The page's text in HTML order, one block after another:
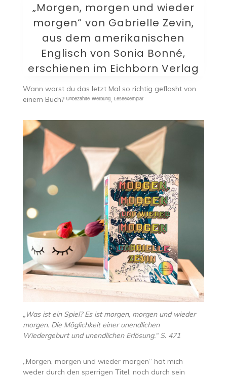
„Morgen, morgen und wieder
morgen“ von Gabrielle Zevin,
aus dem amerikanischen
Englisch von Sonia Bonné,
erschienen im Eichborn Verlag
Wann warst du das letzt Mal so richtig geflasht von
einem Buch? ᵁⁿᵇᵉᶻᵃʰˡᵗᵉ ᵂᵉʳᵇᵘⁿᵍ, ᴸᵉˢᵉᵉˣᵉᵐᵖˡᵃʳ
„Was ist ein Spiel? Es ist morgen, morgen und wieder
morgen. Die Möglichkeit einer unendlichen
Wiedergeburt und unendlichen Erlösung.“ S. 471
„Morgen, morgen und wieder morgen“ hat mich
weder durch den sperrigen Titel, noch durch sein